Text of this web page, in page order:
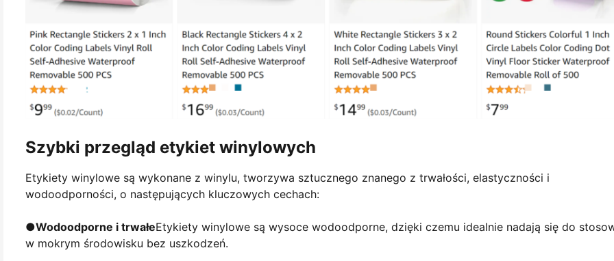
Szybki przegląd etykiet winylowych
Etykiety winylowe są wykonane z winylu, tworzywa sztucznego znanego z trwałości, elastyczności i
wodoodporności, o następujących kluczowych cechach:
●Wodoodporne i trwałeEtykiety winylowe są wysoce wodoodporne, dzięki czemu idealnie nadają się do
w mokrym środowisku bez uszkodzeń.